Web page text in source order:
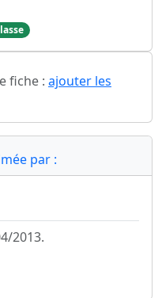
fiche : ajouter les
par :
2013.